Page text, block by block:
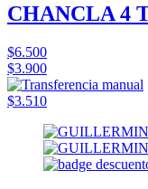
CHANCLA 4
$6.500
$3.900
$3.510